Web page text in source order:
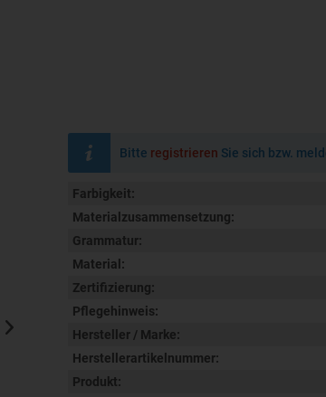
Bitte registrieren Sie sich bzw.
Farbigkeit:
Materialzusammensetzung:
Grammatur:
Material:
Zertifizierung:
Pflegehinweis:
Hersteller / Marke:
Herstellerartikelnummer:
Produkt: